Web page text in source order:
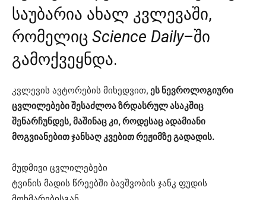
საუბარია ახალ კვლევაში,
რომელიც Science Daily–ში
გამოქვეყნდა.
კვლევის ავტორების მიხედვით, ეს ნევროლოგიური
ცვლილებები შესაძლოა ზრდასრულ ასაკშიც
შენარჩუნდეს, მაშინაც კი, როდესაც ადამიანი
მოგვიანებით ჯანსაღ კვებით რეჟიმზე გადადის.
მუდმივი ცვლილებები
ტვინის მადის წრეებში ბავშვობის ჯანკ ფუდის